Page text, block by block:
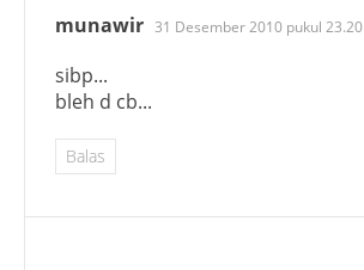
munawir 31 Desember 2010 pukul 23.20
sibp...
bleh d cb...
Balas